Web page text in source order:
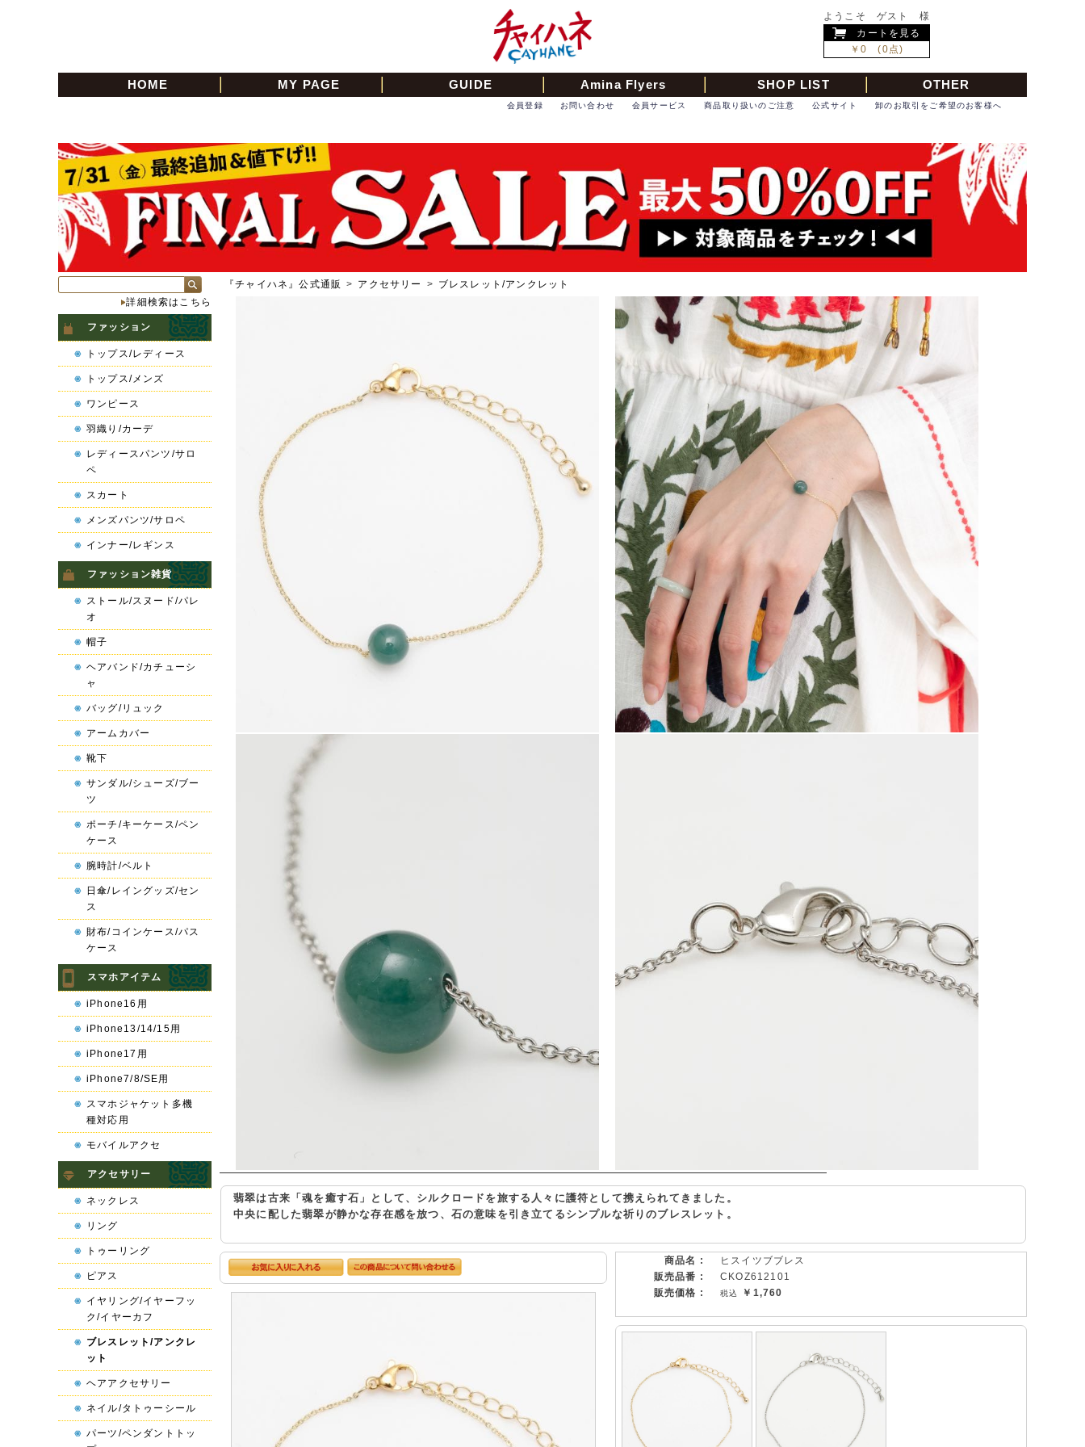
ようこそ ゲスト 様
カートを見る
￥0 (0点)
HOME MY PAGE GUIDE Amina Flyers SHOP LIST OTHER
卸のお取引をご希望のお客様へ
公式サイト
商品取り扱いのご注意
会員サービス
お問い合わせ
会員登録
『チャイハネ』公式通販 > アクセサリー > ブレスレット/アンクレット
翡翠は古来「魂を癒す石」として、シルクロードを旅する人々に護符として携えられてきました。
中央に配した翡翠が静かな存在感を放つ、石の意味を引き立てるシンプルな祈りのブレスレット。
商品名 :
ヒスイツブブレス
販売品番 :
CKOZ612101
販売価格 :
￥1,760
詳細検索はこちら
ファッション
トップス/レディース
トップス/メンズ
ワンピース
羽織り/カーデ
レディースパンツ/サロ
ペ
スカート
メンズパンツ/サロペ
インナー/レギンス
ファッション雑貨
ストール/スヌード/パレ
オ
帽子
ヘアバンド/カチューシ
ャ
バッグ/リュック
アームカバー
靴下
サンダル/シューズ/ブー
ツ
ポーチ/キーケース/ペン
ケース
腕時計/ベルト
日傘/レイングッズ/セン
ス
財布/コインケース/パス
ケース
スマホアイテム
iPhone16用
iPhone13/14/15用
iPhone17用
iPhone7/8/SE用
スマホジャケット多機
種対応用
モバイルアクセ
アクセサリー
ネックレス
リング
トゥーリング
ピアス
イヤリング/イヤーフッ
ク/イヤーカフ
ブレスレット/アンクレ
ット
ヘアアクセサリー
ネイル/タトゥーシール
パーツ/ペンダントトッ